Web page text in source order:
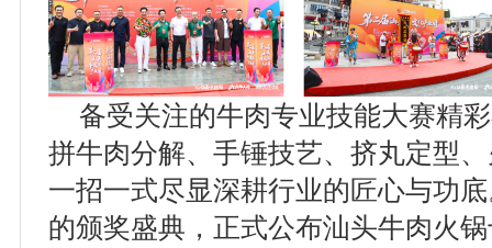
备受关注的牛肉专业技能大赛精
拼牛肉分解、手锤技艺、挤丸定型
一招一式尽显深耕行业的匠心与功
的颁奖盛典，正式公布汕头牛肉火